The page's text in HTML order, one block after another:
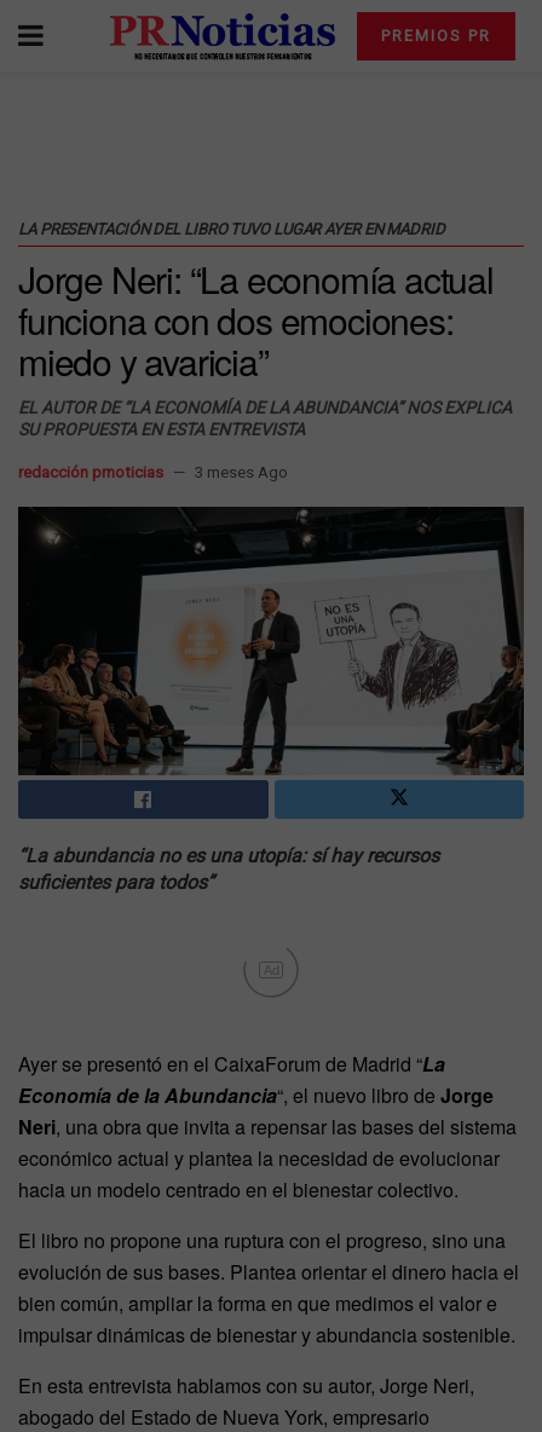
PREMIOS PR
LA PRESENTACIÓN DEL LIBRO TUVO LUGAR AYER EN MADRID
Jorge Neri: “La economía actual
funciona con dos emociones:
miedo y avaricia”
EL AUTOR DE “LA ECONOMÍA DE LA ABUNDANCIA” NOS EXPLICA
SU PROPUESTA EN ESTA ENTREVISTA
redacción prnoticias 3 meses Ago
“La abundancia no es una utopía: sí hay recursos
suficientes para todos”
Ad
Ayer se presentó en el CaixaForum de Madrid “La
Economía de la Abundancia“, el nuevo libro de Jorge
Neri, una obra que invita a repensar las bases del sistema
económico actual y plantea la necesidad de evolucionar
hacia un modelo centrado en el bienestar colectivo.
El libro no propone una ruptura con el progreso, sino una
evolución de sus bases. Plantea orientar el dinero hacia el
bien común, ampliar la forma en que medimos el valor e
impulsar dinámicas de bienestar y abundancia sostenible.
En esta entrevista hablamos con su autor, Jorge Neri,
abogado del Estado de Nueva York, empresario